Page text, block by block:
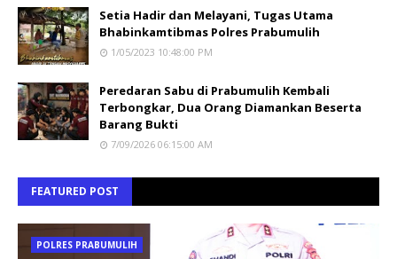
Setia Hadir dan Melayani, Tugas Utama
Bhabinkamtibmas Polres Prabumulih
1/05/2023 10:48:00 PM
Peredaran Sabu di Prabumulih Kembali
Terbongkar, Dua Orang Diamankan Beserta
Barang Bukti
7/09/2026 06:15:00 AM
FEATURED POST
POLRES PRABUMULIH